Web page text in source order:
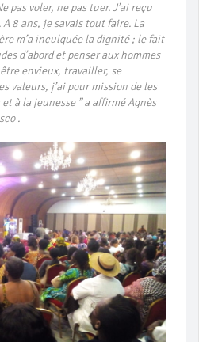
pas voler, ne pas tuer. J’ai reçu
8 ans, je savais tout faire. La
m’a inculquée la dignité ; le fait
d’abord et penser aux hommes
être envieux, travailler, se
valeurs, j’ai pour mission de les
à la jeunesse ” a affirmé Agnès
.